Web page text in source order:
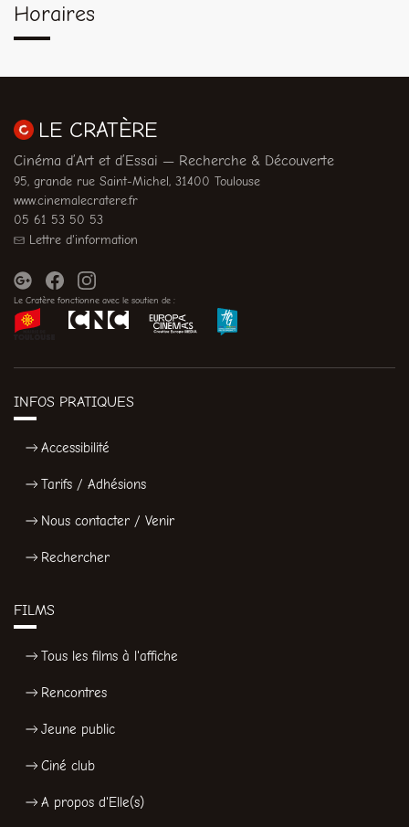
Horaires
LE CRATÈRE
Cinéma d’Art et d’Essai — Recherche & Découverte
95, grande rue Saint-Michel, 31400 Toulouse
www.cinemalecratere.fr
05 61 53 50 53
Lettre d'information
Le Cratère fonctionne avec le soutien de :
INFOS PRATIQUES
Accessibilité
Tarifs / Adhésions
Nous contacter / Venir
Rechercher
FILMS
Tous les films à l'affiche
Rencontres
Jeune public
Ciné club
A propos d'Elle(s)